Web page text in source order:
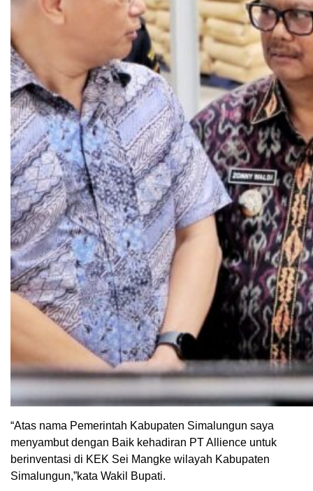
“Atas nama Pemerintah Kabupaten Simalungun saya
menyambut dengan Baik kehadiran PT Allience untuk
berinventasi di KEK Sei Mangke wilayah Kabupaten
Simalungun,”kata Wakil Bupati.